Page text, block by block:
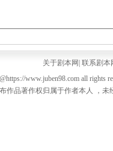
关于剧本网 联系剧本
www.juben98.com all rights
作品著作权归属于作者本人 ，未